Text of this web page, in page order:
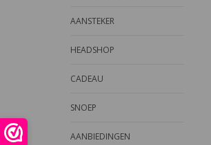
AANSTEKER
HEADSHOP
CADEAU
SNOEP
AANBIEDINGEN